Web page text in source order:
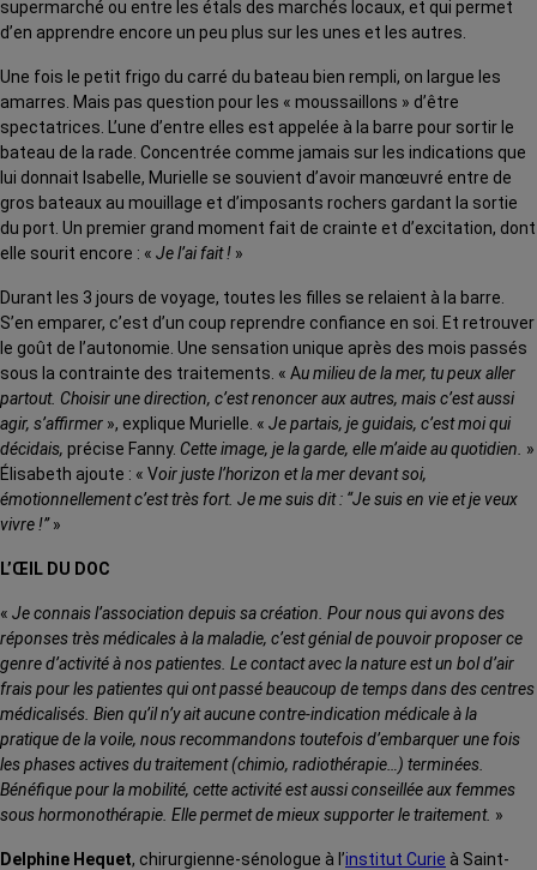
supermarché ou entre les étals des marchés locaux, et qui permet
d’en apprendre encore un peu plus sur les unes et les autres.
Une fois le petit frigo du carré du bateau bien rempli, on largue les
amarres. Mais pas question pour les « moussaillons » d’être
spectatrices. L’une d’entre elles est appelée à la barre pour sortir le
bateau de la rade. Concentrée comme jamais sur les indications que
lui donnait Isabelle, Murielle se souvient d’avoir manœuvré entre de
gros bateaux au mouillage et d’imposants rochers gardant la sortie
du port. Un premier grand moment fait de crainte et d’excitation, dont
elle sourit encore : « Je l’ai fait ! »
Durant les 3 jours de voyage, toutes les filles se relaient à la barre.
S’en emparer, c’est d’un coup reprendre confiance en soi. Et retrouver
le goût de l’autonomie. Une sensation unique après des mois passés
sous la contrainte des traitements. « Au milieu de la mer, tu peux aller
partout. Choisir une direction, c’est renoncer aux autres, mais c’est aussi
agir, s’affirmer », explique Murielle. « Je partais, je guidais, c’est moi qui
décidais, précise Fanny. Cette image, je la garde, elle m’aide au quotidien. »
Élisabeth ajoute : « Voir juste l’horizon et la mer devant soi,
émotionnellement c’est très fort. Je me suis dit : “Je suis en vie et je veux
vivre !”»
L’ŒIL DU DOC
« Je connais l’association depuis sa création. Pour nous qui avons des
réponses très médicales à la maladie, c’est génial de pouvoir proposer ce
genre d’activité à nos patientes. Le contact avec la nature est un bol d’air
frais pour les patientes qui ont passé beaucoup de temps dans des centres
médicalisés. Bien qu’il n’y ait aucune contre-indication médicale à la
pratique de la voile, nous recommandons toutefois d’embarquer une fois
les phases actives du traitement (chimio, radiothérapie…) terminées.
Bénéfique pour la mobilité, cette activité est aussi conseillée aux femmes
sous hormonothérapie. Elle permet de mieux supporter le traitement. »
Delphine Hequet, chirurgienne-sénologue à l’institut Curie à Saint-